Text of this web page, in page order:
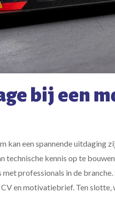
bij een
kan een spannende uitdaging
kennis op te
met professionals in de
en motivatiebrief. Ten slotte,